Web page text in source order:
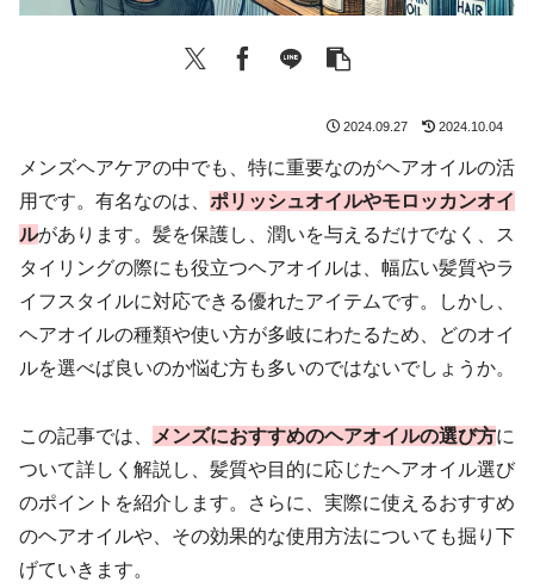
2024.09.27 2024.10.04
メンズヘアケアの中でも、特に重要なのがヘアオイルの活
用です。有名なのは、 ポリッシュオイルやモロッカンオイ
ルがあります。髪を保護し、潤いを与えるだけでなく、ス
タイリングの際にも役立つヘアオイルは、幅広い髪質やラ
イフスタイルに対応できる優れたアイテムです。しかし、
ヘアオイルの種類や使い方が多岐にわたるため、どのオイ
ルを選べば良いのか悩む方も多いのではないでしょうか。
この記事では、 メンズにおすすめのヘアオイルの選び方に
ついて詳しく解説し、髪質や目的に応じたヘアオイル選び
のポイントを紹介します。さらに、実際に使えるおすすめ
のヘアオイルや、その効果的な使用方法についても掘り下
げていきます。